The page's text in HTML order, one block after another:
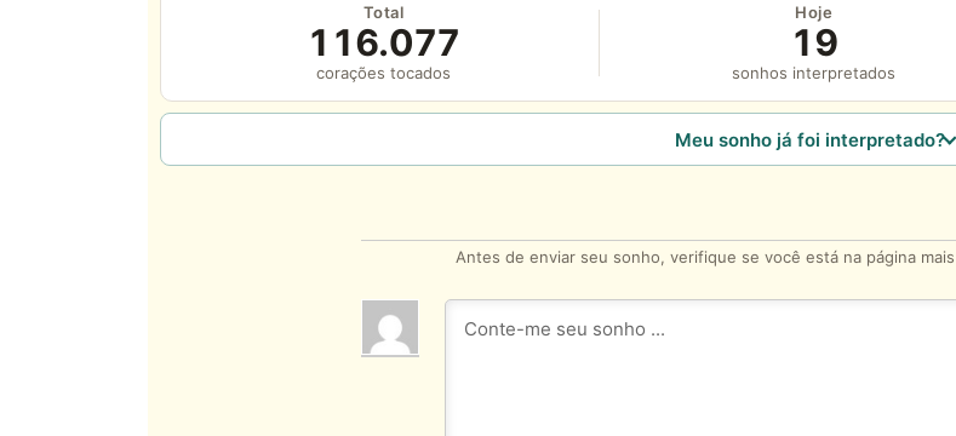
Total
116.077
corações tocados
Hoje
19
sonhos interpretados
Meu sonho já foi interpretado?
Antes de enviar seu sonho, verifique se você está na página